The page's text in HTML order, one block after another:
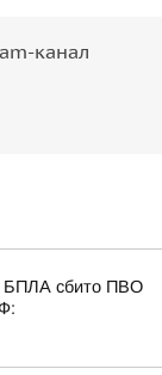
канал
БПЛА сбито ПВО